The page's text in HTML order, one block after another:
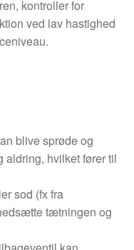
kontroller for
ved lav hastighed
blive sprøde og
aldring, hvilket fører til
sod (fx fra
tætningen og